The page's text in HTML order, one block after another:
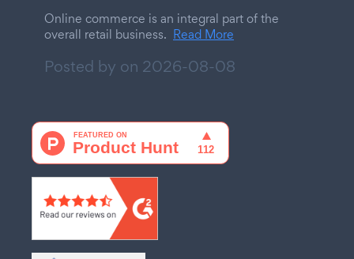
Online commerce is an integral part of the
overall retail business. Read More
Posted by on 2026-08-08